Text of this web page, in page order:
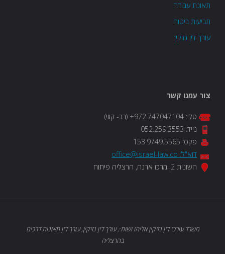
תאונת עבודה
תביעות ביטוח
עורך דין נזיקין
צור עמנו קשר
טל': 972.747047104+ (רב- קווי)
נייד: 052.259.3553
פקס: 153.9749.5565
דוא"ל: office@israel-law.co
השונית 2, מרכז ארנה, הרצליה פיתוח
משרד עורכי דין נזיקין אליהו ושות׳, עורך דין נזיקין, עורך דין תאונות דרכים
בהרצליה